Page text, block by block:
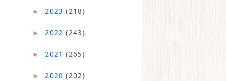
► 2023(218)
► 2022(243)
► 2021(265)
► 2020(202)